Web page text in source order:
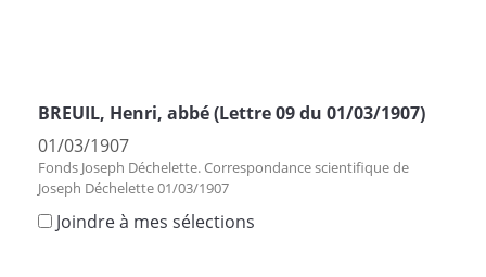
BREUIL, Henri, abbé (Lettre 09 du 01/03/1907)
01/03/1907
Fonds Joseph Déchelette. Correspondance scientifique de
Joseph Déchelette 01/03/1907
Joindre à mes sélections